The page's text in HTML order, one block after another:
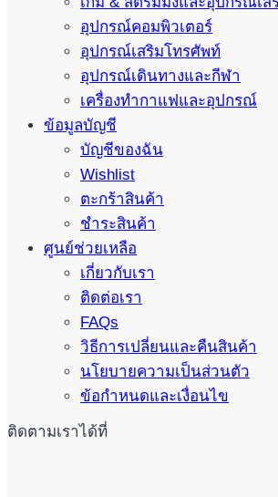
อุปกรณ์คอมพิวเตอร์
อุปกรณ์เสริมโทรศัพท์
อุปกรณ์เดินทางและกีฬา
เครื่องทำกาแฟและอุปกรณ์
ข้อมูลบัญชี
บัญชีของฉัน
Wishlist
ตะกร้าสินค้า
ชำระสินค้า
ศูนย์ช่วยเหลือ
เกี่ยวกับเรา
ติดต่อเรา
FAQs
วิธีการเปลี่ยนและคืนสินค้า
นโยบายความเป็นส่วนตัว
ข้อกำหนดและเงื่อนไข
ติดตามเราได้ที่